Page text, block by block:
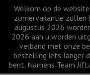
Welkom op de
zomervakantie zullen
augustus 2026
2026 aan u worden
verband met onze
bestelling iets langer
bent. Namens Team